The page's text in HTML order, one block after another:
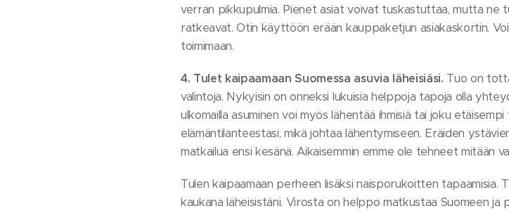
verran pikkupulmia. Pienet asiat voivat tuskastuttaa, mutta
ratkeavat. Otin käyttöön erään kauppaketjun asiakaskortin.
toimimaan.
4. Tulet kaipaamaan Suomessa asuvia läheisiäsi. Tuo on
valintoja. Nykyisin on onneksi lukuisia helppoja tapoja olla
ulkomailla asuminen voi myös lähentää ihmisiä tai joku
elämäntilanteestasi, mikä johtaa lähentymiseen. Eräiden
matkailua ensi kesänä. Aikaisemmin emme ole tehneet mitään
Tulen kaipaamaan perheen lisäksi naisporukoitten tapaamisia.
kaukana läheisistäni. Virosta on helppo matkustaa Suomeen ja